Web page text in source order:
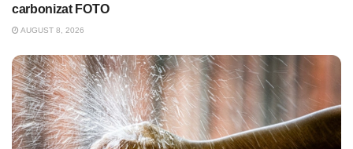
carbonizat FOTO
AUGUST 8, 2026